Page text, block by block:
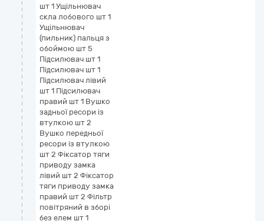
шт 1 Ущільнювач
скла лобового шт 1
Ущільнювач
(пильник) пальця з
обоймою шт 5
Підсилювач шт 1
Підсилювач шт 1
Підсилювач лівий
шт 1 Підсилювач
правий шт 1 Вушко
задньої ресори із
втулкою шт 2
Вушко передньої
ресори із втулкою
шт 2 Фіксатор тяги
приводу замка
лівий шт 2 Фіксатор
тяги приводу замка
правий шт 2 Фільтр
повітряний в зборі
без елем шт 1